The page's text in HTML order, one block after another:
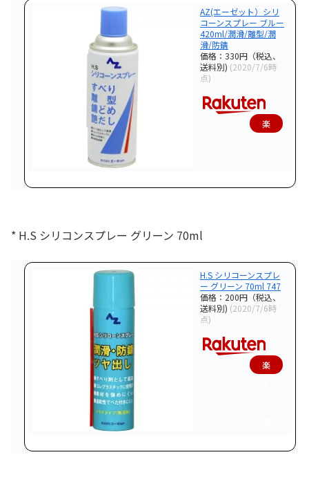
AZ(エーゼット）シリ
コーンスプレー ブルー
420ml/潤滑/離型/潤
滑/防錆
価格：330円（税込、
送料別) (2020/7/6時
点)
楽
* H.S シリコンスプレー グリーン 70ml
H.S シリコーンスプレ
ー グリーン 70ml 747
価格：200円（税込、
送料別) (2020/7/6時
点)
楽